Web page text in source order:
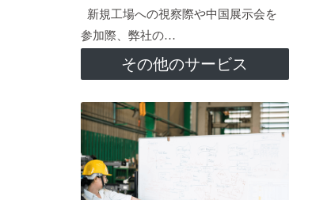
新規工場への視察際や中国展示会を
参加際、弊社の…
その他のサービス